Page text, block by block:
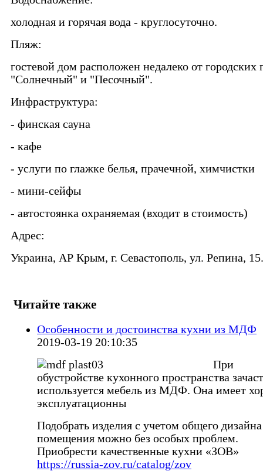
холодная и горячая вода - круглосуточно.
Пляж:
гостевой дом расположен недалеко от городских
"Солнечный" и "Песочный".
Инфраструктура:
- финская сауна
- кафе
- услуги по глажке белья, прачечной, химчистки
- мини-сейфы
- автостоянка охраняемая (входит в стоимость)
Адрес:
Украина, АР Крым, г. Севастополь, ул. Репина, 15.
Читайте также
Особенности и достоинства кухни из МДФ
2019-03-19 20:10:35
При
обустройстве кухонного пространства
используется мебель из МДФ. Она имеет
эксплуатационны
Подобрать изделия с учетом общего дизайна
помещения можно без особых проблем.
Приобрести качественные кухни «ЗОВ»
https://russia-zov.ru/catalog/zov